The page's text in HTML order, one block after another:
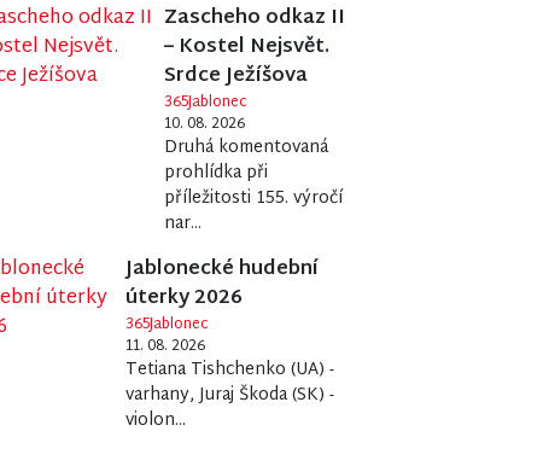
Zascheho odkaz II
– Kostel Nejsvět.
Srdce Ježíšova
365Jablonec
10. 08. 2026
Druhá komentovaná
prohlídka při
příležitosti 155. výročí
nar...
Jablonecké hudební
úterky 2026
365Jablonec
11. 08. 2026
Tetiana Tishchenko (UA) -
varhany, Juraj Škoda (SK) -
violon...